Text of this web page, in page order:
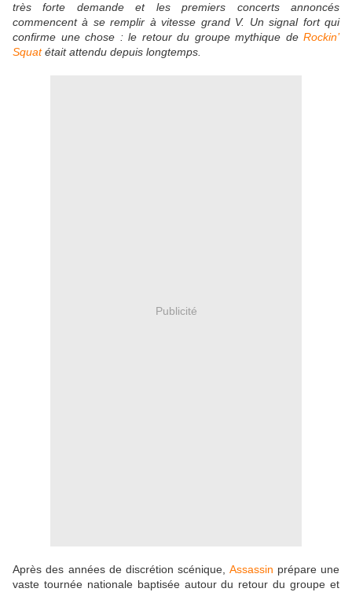
très forte demande et les premiers concerts annoncés
commencent à se remplir à vitesse grand V. Un signal fort qui
confirme une chose : le retour du groupe mythique de Rockin’
Squatétait attendu depuis longtemps.
Publicité
Après des années de discrétion scénique, Assassin prépare une
vaste tournée nationale baptisée autour du retour du groupe et